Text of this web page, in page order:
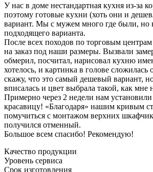
У нас в доме нестандартная кухня из-за
поэтому готовые кухни (хоть они и
вариант. Мы с мужем много где были, но
подходящего варианта.
После всех походов по торговым
на заказ под наши размеры. Вызвали
обмерил, посчитал, нарисовал кухню
хотелось, и картинка в голове сложилась
скажу, что это самый дешевый вариант,
вписалась и цвет выбрала такой, как мне
Примерно через 2 недели нам
красавицу! «Благодаря» нашим кривым
помучиться с монтажом верхних
получился отменный.
Большое всем спасибо! Рекомендую!
Качество продукции
Уровень сервиса
Срок изготовления